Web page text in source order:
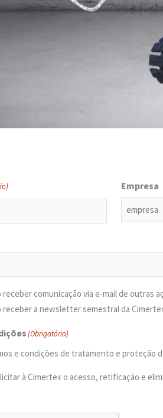
Empresa
comunicação via e-mail de outras
a newsletter semestral da
(Obrigatório)
e condições de tratamento e proteção
à Cimertex o acesso, retificação e